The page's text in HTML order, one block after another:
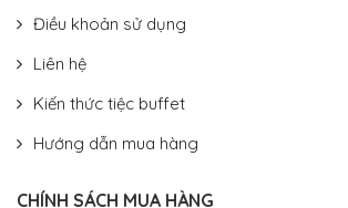
Điều khoản sử dụng
Liên hệ
Kiến thức tiệc buffet
Hướng dẫn mua hàng
CHÍNH SÁCH MUA HÀNG